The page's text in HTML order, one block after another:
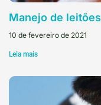
Manejo de
10 de fevereiro de 2021
Leia mais